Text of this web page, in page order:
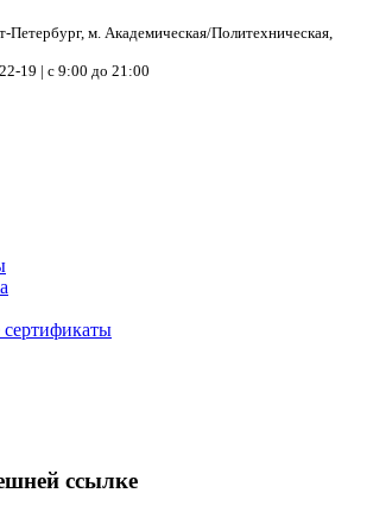
Петербург, м. Академическая/Политехническая,
19 | с 9:00 до 21:00
ссылке